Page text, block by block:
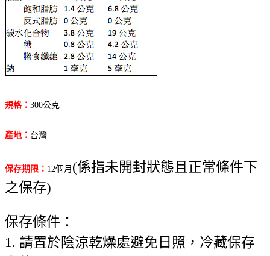
規格： 300公克
產地 ： 台灣
保存期限 ： 12個月 (係指未開封狀態且正常條件下
之保存)
保存條件：
1. 請置於陰涼乾燥處避免日照，冷藏保存